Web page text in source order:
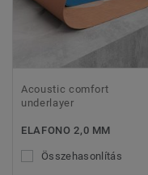
Acoustic comfort
underlayer
ELAFONO 2,0 MM
Összehasonlítás